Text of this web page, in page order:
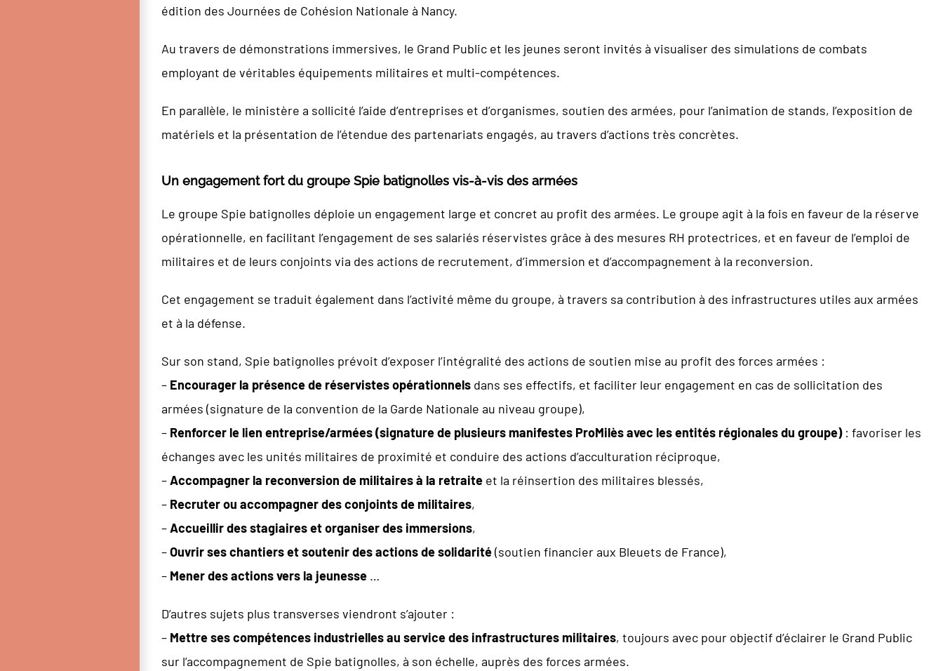
édition des Journées de Cohésion Nationale à Nancy.
Au travers de démonstrations immersives, le Grand Public et les jeunes seront invités à visualiser des simulations de combats
employant de véritables équipements militaires et multi-compétences.
En parallèle, le ministère a sollicité l’aide d’entreprises et d’organismes, soutien des armées, pour l’animation de stands, l’exposition de
matériels et la présentation de l’étendue des partenariats engagés, au travers d’actions très concrètes.
Un engagement fort du groupe Spie batignolles vis-à-vis des armées
Le groupe Spie batignolles déploie un engagement large et concret au profit des armées. Le groupe agit à la fois en faveur de la réserve
opérationnelle, en facilitant l’engagement de ses salariés réservistes grâce à des mesures RH protectrices, et en faveur de l’emploi de
militaires et de leurs conjoints via des actions de recrutement, d’immersion et d’accompagnement à la reconversion.
Cet engagement se traduit également dans l’activité même du groupe, à travers sa contribution à des infrastructures utiles aux armées
et à la défense.
Sur son stand, Spie batignolles prévoit d’exposer l’intégralité des actions de soutien mise au profit des forces armées :
– Encourager la présence de réservistes opérationnelsdans ses effectifs, et faciliter leur engagement en cas de sollicitation des
armées (signature de la convention de la Garde Nationale au niveau groupe),
– Renforcer le lien entreprise/armées (signature de plusieurs manifestes ProMilès avec les entités régionales du groupe): favoriser les
échanges avec les unités militaires de proximité et conduire des actions d’acculturation réciproque,
–Accompagner la reconversion de militaires à la retraiteet la réinsertion des militaires blessés,
– Recruter ou accompagner des conjoints de militaires,
–Accueillir des stagiaires et organiser des immersions,
–Ouvrir ses chantiers et soutenir des actions de solidarité(soutien financier aux Bleuets de France),
– Mener des actions vers la jeunesse…
D’autres sujets plus transverses viendront s’ajouter :
– Mettre ses compétences industrielles au service des infrastructures militaires, toujours avec pour objectif d’éclairer le Grand Public
sur l’accompagnement de Spie batignolles, à son échelle, auprès des forces armées.